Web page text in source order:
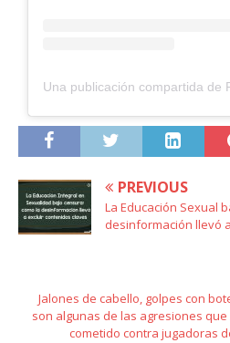
PREVIOUS
La Educación Sexual
desinformación llevó
Jalones de cabello, golpes con
son algunas de las agresiones
cometido contra jugadoras